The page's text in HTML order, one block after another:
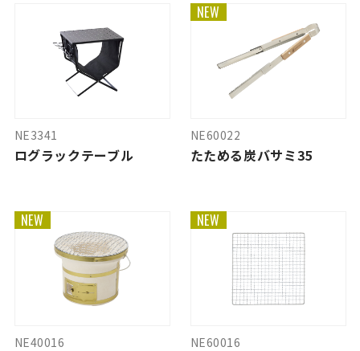
NE3341
ログラックテーブル
NEW
NE60022
たためる炭バサミ35
NEW
NE40016
NEW
NE60016